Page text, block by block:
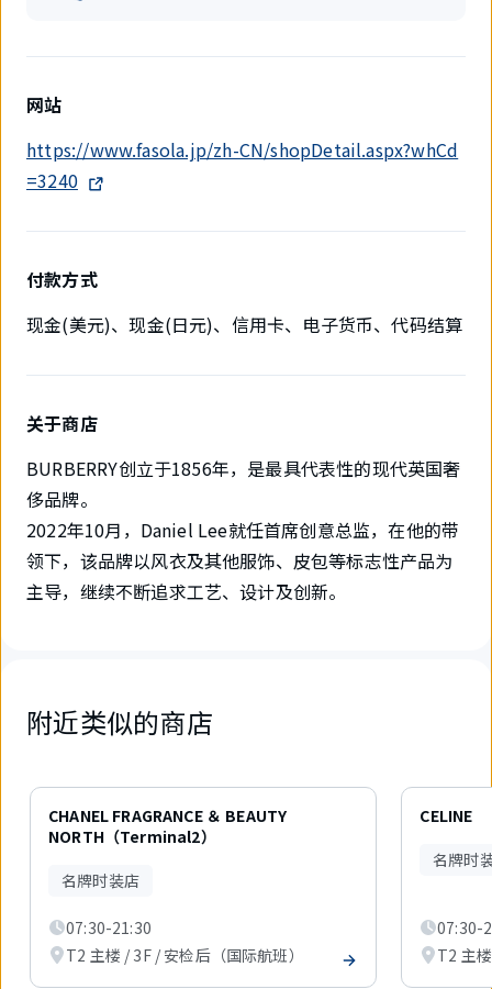
网站
https://www.fasola.jp/zh-CN/shopDetail.aspx?whCd
=3240
付款方式
现金(美元)、现金(日元)、信用卡、电子货币、代码结算
关于商店
BURBERRY创立于1856年，是最具代表性的现代英国奢
侈品牌。
2022年10月，Daniel Lee就任首席创意总监，在他的带
领下，该品牌以风衣及其他服饰、皮包等标志性产品为
主导，继续不断追求工艺、设计及创新。
附近类似的商店
CHANEL FRAGRANCE ＆ BEAUTY
NORTH（Terminal2）
名牌时装店
07:30-21:30
T2 主楼 / 3F / 安检后（国际航班）
CELINE
名牌时
07:30-
T2 主